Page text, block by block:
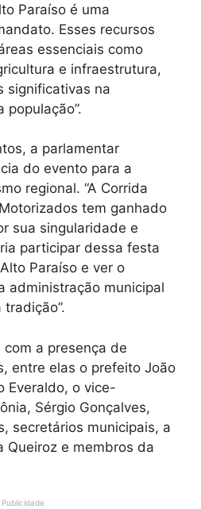
Paraíso é uma
Esses recursos
essenciais como
e infraestrutura,
significativas na
a parlamentar
do evento para a
regional. “A Corrida
tem ganhado
sua singularidade e
participar dessa festa
Paraíso e ver o
administração municipal
a presença de
entre elas o prefeito João
Everaldo, o vice-
Sérgio Gonçalves,
secretários municipais, a
Queiroz e membros da
Publicidade